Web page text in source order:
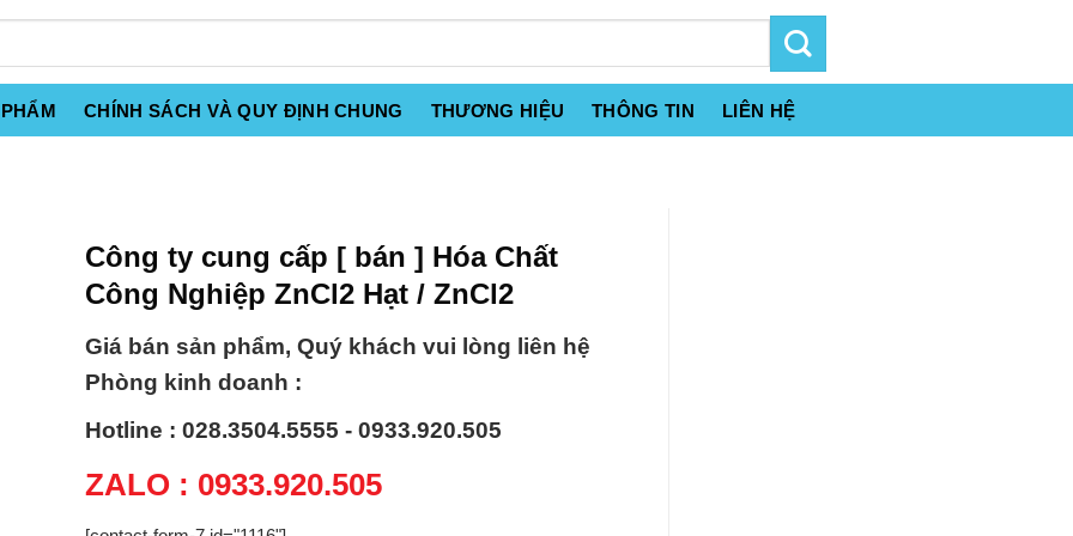
CHÍNH SÁCH VÀ QUY ĐỊNH CHUNG THƯƠNG HIỆU THÔNG TIN LIÊN HỆ
Công ty cung cấp [ bán ] Hóa Chất
Công Nghiệp ZnCl2 Hạt / ZnCl2
Giá bán sản phẩm, Quý khách vui lòng liên hệ
Phòng kinh doanh :
Hotline : 028.3504.5555 - 0933.920.505
ZALO : 0933.920.505